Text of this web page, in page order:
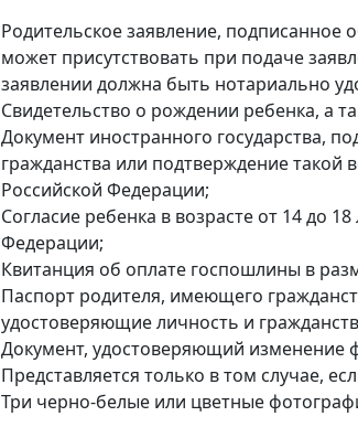
Родительское заявление,
может присутствовать при подаче
заявлении должна быть нотариально
Свидетельство о рождении ребенка, а
Документ иностранного государства,
гражданства или подтверждение такой
Российской Федерации;
Согласие ребенка в возрасте от 14 до
Федерации;
Квитанция об оплате госпошлины в
Паспорт родителя, имеющего
удостоверяющие личность и
Документ, удостоверяющий изменение
Представляется только в том случае,
Три черно-белые или цветные